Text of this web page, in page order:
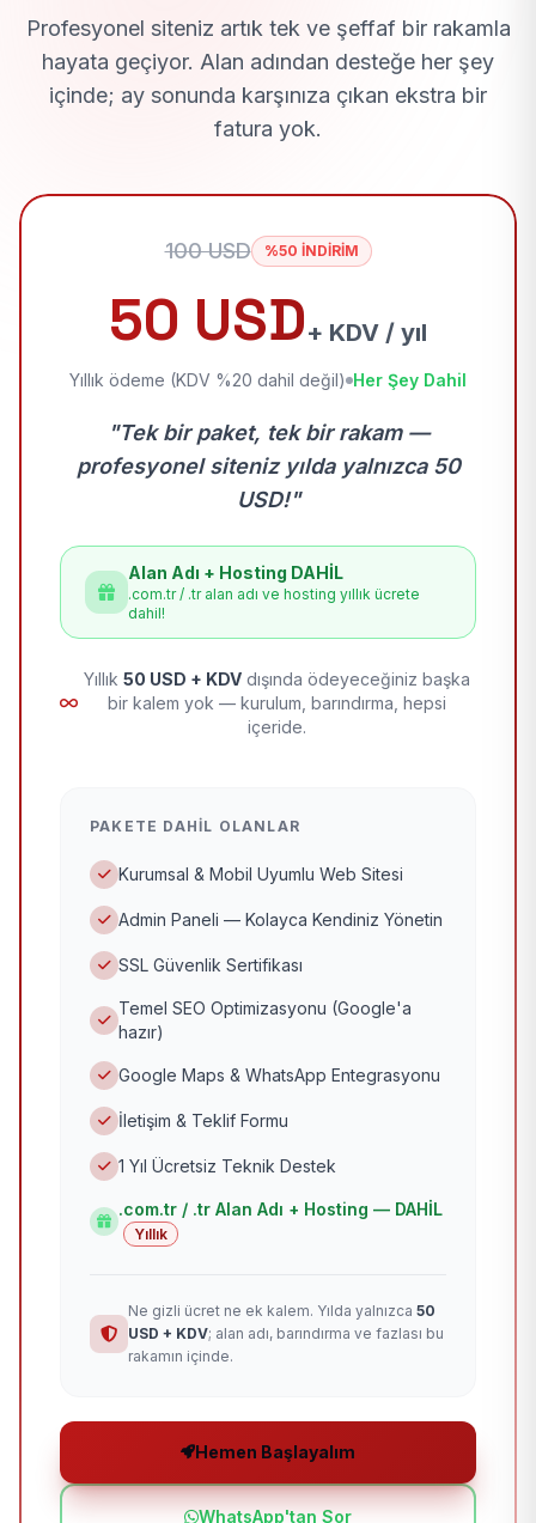
Profesyonel siteniz artık tek ve şeffaf bir rakamla
hayata geçiyor. Alan adından desteğe her şey
içinde; ay sonunda karşınıza çıkan ekstra bir
fatura yok.
100 USD %50 İNDİRİM
50 USD+ KDV / yıl
Yıllık ödeme (KDV %20 dahil değil) Her Şey Dahil
"Tek bir paket, tek bir rakam —
profesyonel siteniz yılda yalnızca 50
USD!"
Alan Adı + Hosting DAHİL
.com.tr / .tr alan adı ve hosting yıllık ücrete
dahil!
Yıllık 50 USD + KDV dışında ödeyeceğiniz başka
bir kalem yok — kurulum, barındırma, hepsi
içeride.
PAKETE DAHIL OLANLAR
Kurumsal & Mobil Uyumlu Web Sitesi
Admin Paneli — Kolayca Kendiniz Yönetin
SSL Güvenlik Sertifikası
Temel SEO Optimizasyonu (Google'a
hazır)
Google Maps & WhatsApp Entegrasyonu
İletişim & Teklif Formu
1 Yıl Ücretsiz Teknik Destek
.com.tr / .tr Alan Adı + Hosting — DAHİL
Yıllık
Ne gizli ücret ne ek kalem. Yılda yalnızca 50
USD + KDV; alan adı, barındırma ve fazlası bu
rakamın içinde.
Hemen Başlayalım
WhatsApp'tan Sor